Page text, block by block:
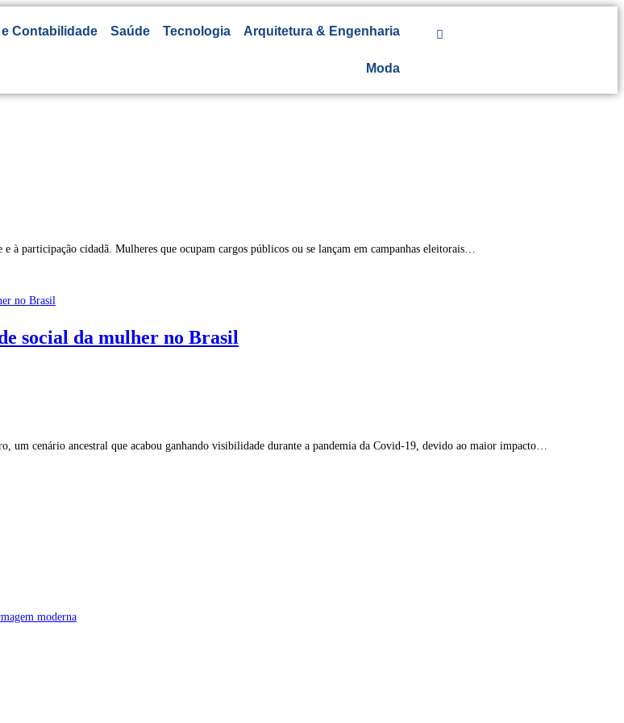
Contabilidade Saúde Tecnologia Arquitetura & Engenharia
Moda
à participação cidadã. Mulheres que ocupam cargos públicos ou se lançam em campanhas eleitorais…
social da mulher no Brasil
um cenário ancestral que acabou ganhando visibilidade durante a pandemia da Covid-19, devido ao maior impacto…
moderna